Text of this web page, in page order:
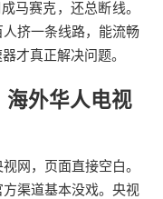
马赛克，还总断线。
挤一条线路，能流畅
才真正解决问题。
海外华人电视
网，页面直接空白。
渠道基本没戏。央视